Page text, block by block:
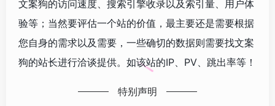
文案狗的访问速度、搜索引擎收录以及索引量、用户体
验等；当然要评估一个站的价值，最主要还是需要根据
您自身的需求以及需要，一些确切的数据则需要找文案
狗的站长进行洽谈提供。如该站的IP、PV、跳出率等！
特别声明